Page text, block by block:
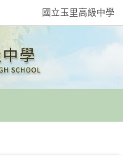
國立玉里高級中學